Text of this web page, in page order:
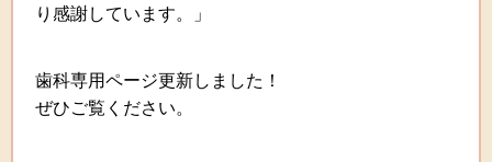
り感謝しています。」
歯科専用ページ更新しました！
ぜひご覧ください。